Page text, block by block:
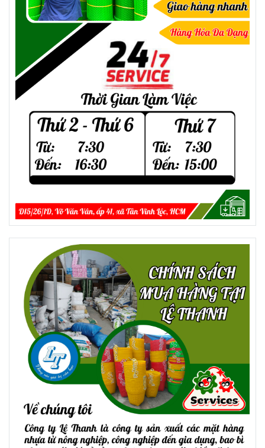
kiệm chi phí.
NƠI CUNG CẤP BÀN NHỰA GIÁ SỈ
TỐT, MIỄN PHÍ VẬN CHUYỂN
Nếu khách hàng đang có kế hoạch kinh
doanh dịch vụ ăn uống hoặc là đại lý
chuyên bán các sản phẩm nhựa gia dụng
đang cần tìm một địa chỉ bỏ sỉ bàn nhựa
thì Lê Thanh chính là lựa chọn đúng đắn